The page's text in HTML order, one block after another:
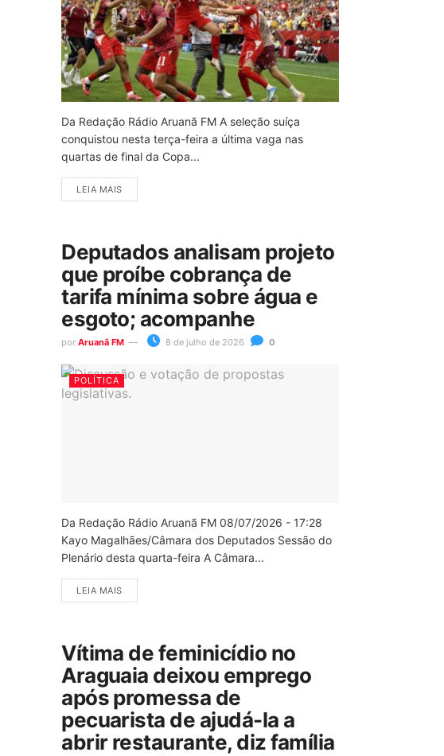
Da Redação Rádio Aruanã FM A seleção suíça
conquistou nesta terça-feira a última vaga nas
quartas de final da Copa...
LEIA MAIS
Deputados analisam projeto
que proíbe cobrança de
tarifa mínima sobre água e
esgoto; acompanhe
por Aruanã FM 8 de julho de 2026 0
POLÍTICA
Da Redação Rádio Aruanã FM 08/07/2026 - 17:28
Kayo Magalhães/Câmara dos Deputados Sessão do
Plenário desta quarta-feira A Câmara...
LEIA MAIS
Vítima de feminicídio no
Araguaia deixou emprego
após promessa de
pecuarista de ajudá-la a
abrir restaurante, diz família